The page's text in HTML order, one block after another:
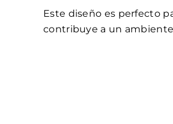
Este diseño es perfecto
contribuye a un